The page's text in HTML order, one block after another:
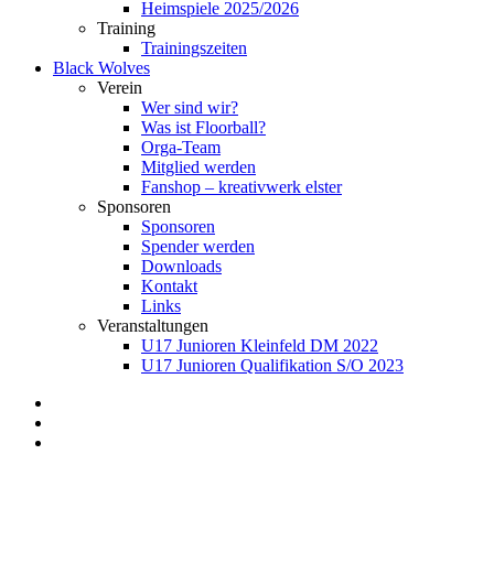
Heimspiele 2025/2026
Training
Trainingszeiten
Black Wolves
Verein
Wer sind wir?
Was ist Floorball?
Orga-Team
Mitglied werden
Fanshop – kreativwerk elster
Sponsoren
Sponsoren
Spender werden
Downloads
Kontakt
Links
Veranstaltungen
U17 Junioren Kleinfeld DM 2022
U17 Junioren Qualifikation S/O 2023